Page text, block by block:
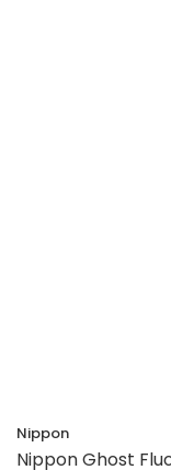
Nippon
Nippon Ghost